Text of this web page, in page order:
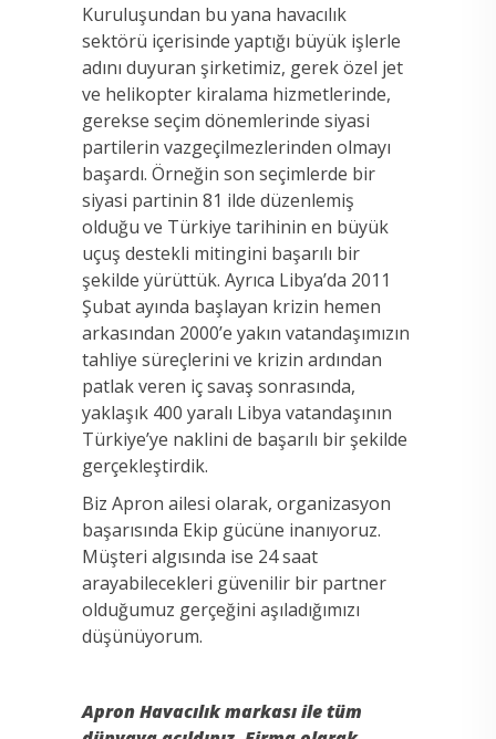
Kuruluşundan bu yana havacılık
sektörü içerisinde yaptığı büyük işlerle
adını duyuran şirketimiz, gerek özel jet
ve helikopter kiralama hizmetlerinde,
gerekse seçim dönemlerinde siyasi
partilerin vazgeçilmezlerinden olmayı
başardı. Örneğin son seçimlerde bir
siyasi partinin 81 ilde düzenlemiş
olduğu ve Türkiye tarihinin en büyük
uçuş destekli mitingini başarılı bir
şekilde yürüttük. Ayrıca Libya’da 2011
Şubat ayında başlayan krizin hemen
arkasından 2000’e yakın vatandaşımızın
tahliye süreçlerini ve krizin ardından
patlak veren iç savaş sonrasında,
yaklaşık 400 yaralı Libya vatandaşının
Türkiye’ye naklini de başarılı bir şekilde
gerçekleştirdik.
Biz Apron ailesi olarak, organizasyon
başarısında Ekip gücüne inanıyoruz.
Müşteri algısında ise 24 saat
arayabilecekleri güvenilir bir partner
olduğumuz gerçeğini aşıladığımızı
düşünüyorum.
Apron Havacılık markası ile tüm